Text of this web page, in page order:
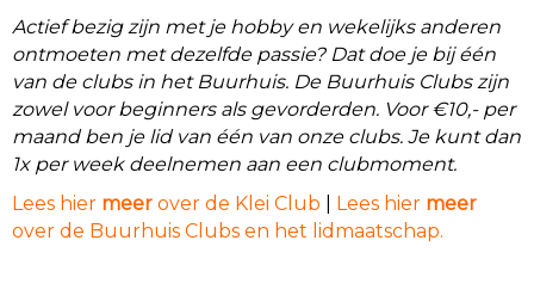
Actief bezig zijn met je hobby en wekelijks anderen
ontmoeten met dezelfde passie? Dat doe je bij één
van de clubs in het Buurhuis. De Buurhuis Clubs zijn
zowel voor beginners als gevorderden. Voor €10,- per
maand ben je lid van één van onze clubs. Je kunt dan
1x per week deelnemen aan een clubmoment.
Lees hier meer over de Klei Club Lees hier meer
over de Buurhuis Clubs en het lidmaatschap.